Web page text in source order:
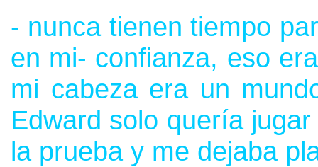
- nunca tienen tiempo
en mi- confianza, eso
mi cabeza era un
Edward solo quería
la prueba y me dejaba